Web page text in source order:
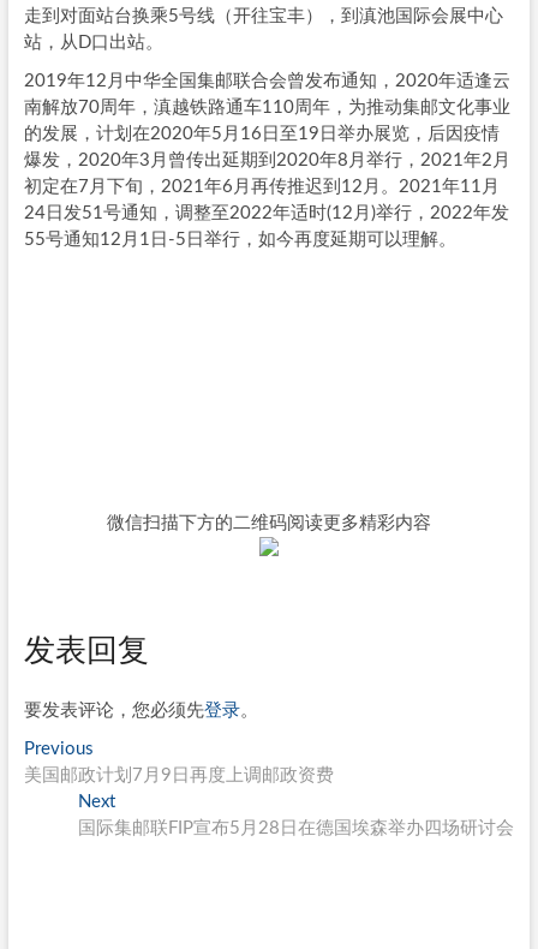
走到对面站台换乘5号线（开往宝丰），到滇池国际会展中心
站，从D口出站。
2019年12月中华全国集邮联合会曾发布通知，2020年适逢云
南解放70周年，滇越铁路通车110周年，为推动集邮文化事业
的发展，计划在2020年5月16日至19日举办展览，后因疫情
爆发，2020年3月曾传出延期到2020年8月举行，2021年2月
初定在7月下旬，2021年6月再传推迟到12月。2021年11月
24日发51号通知，调整至2022年适时(12月)举行，2022年发
55号通知12月1日-5日举行，如今再度延期可以理解。
微信扫描下方的二维码阅读更多精彩内容
发表回复
要发表评论，您必须先登录。
文
章
PreviousPrevious
post:
美国邮政计划7月9日再度上调邮政资费
NextNext
post:
国际集邮联FIP宣布5月28日在德国埃森举办四场研讨会